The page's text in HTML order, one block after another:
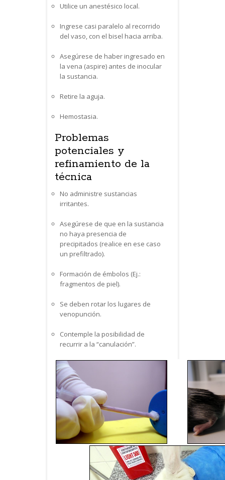
Utilice un anestésico local.
Ingrese casi paralelo al recorrido
del vaso, con el bisel hacia arriba.
Asegúrese de haber ingresado en
la vena (aspire) antes de inocular
la sustancia.
Retire la aguja.
Hemostasia.
Problemas
potenciales y
refinamiento de la
técnica
No administre sustancias
irritantes.
Asegúrese de que en la sustancia
no haya presencia de
precipitados (realice en ese caso
un prefiltrado).
Formación de émbolos (Ej.:
fragmentos de piel).
Se deben rotar los lugares de
venopunción.
Contemple la posibilidad de
recurrir a la “canulación”.